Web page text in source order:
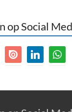
op Social
issuu linkedin